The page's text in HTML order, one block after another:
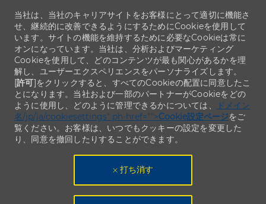
当社は、当社のキャリアサイトをお客様にとって適切に機能さ
せ、継続的に改善できるようにするためにCookieを使用して
います。サイトの機能を維持するために必要なCookieは常に
オンになっています。当社は、分析およびマーケティング
Cookieを使用して、どのコンテンツが最も関心があるかを理
解し、ユーザーエクスペリエンスをパーソナライズします。
[許可]をクリックすると、すべてのCookieの配置に同意したこ
とになります。当社および一部のパートナーがCookieをどの
ように使用し、どのように管理できるかについては、
ドメイン
名/jp/ja/cookiesettings" ph-href="">Cookie設定ページをご
覧ください。お客様は、いつでもクッキーの設定を変更した
り、同意を撤回したりすることができます。
打ち消す